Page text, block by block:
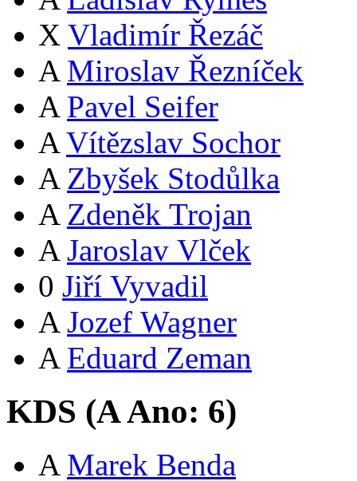
X Vladimír Řezáč
A Miroslav Řezníček
A Pavel Seifer
A Vítězslav Sochor
A Zbyšek Stodůlka
A Zdeněk Trojan
A Jaroslav Vlček
0 Jiří Vyvadil
A Jozef Wagner
A Eduard Zeman
KDS (AAno: 6)
A Marek Benda